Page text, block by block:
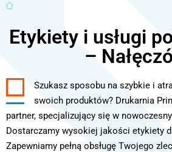
Etykiety i usługi
–
Szukasz sposobu na szybkie i
swoich produktów? Drukarnia
partner, specjalizujący się w
Dostarczamy wysokiej jakości etykiety
Zapewniamy pełną obsługę Twojego